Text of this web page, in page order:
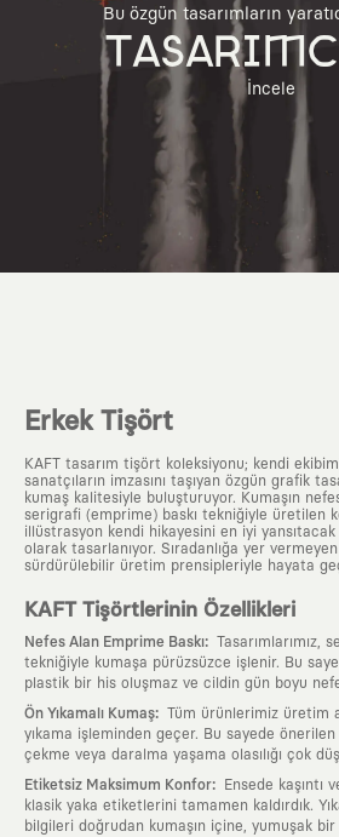
Bu özgün tasarımların
İncele
Erkek Tişört
KAFT tasarım tişört koleksiyonu; kendi
sanatçıların imzasını taşıyan özgün grafik
kumaş kalitesiyle buluşturuyor. Kumaşın
serigrafi (emprime) baskı tekniğiyle üretilen
illüstrasyon kendi hikayesini en iyi
olarak tasarlanıyor. Sıradanlığa yer
sürdürülebilir üretim prensipleriyle hayata
KAFT Tişörtlerinin Özellikleri
Nefes Alan Emprime Baskı: Tasarımlarımız,
tekniğiyle kumaşa pürüzsüzce işlenir. Bu
plastik bir his oluşmaz ve cildin gün boyu
Ön Yıkamalı Kumaş: Tüm ürünlerimiz üretim
yıkama işleminden geçer. Bu sayede önerilen
çekme veya daralma yaşama olasılığı çok
Etiketsiz Maksimum Konfor:
Ensede kaşıntı
klasik yaka etiketlerini tamamen kaldırdık.
bilgileri doğrudan kumaşın içine, yumuşak bir